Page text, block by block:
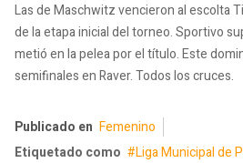
Las de Maschwitz vencieron al escolta
de la etapa inicial del torneo. Sportivo
metió en la pelea por el título. Este
semifinales en Raver. Todos los cruces.
Publicado en Femenino
Etiquetado como
Liga Municipal de